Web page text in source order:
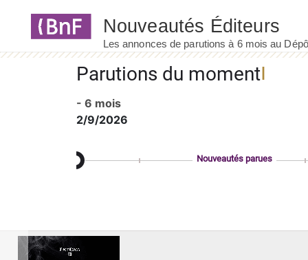
Parutions du moment
- 6 mois
2/9/2026
Nouveautés parues